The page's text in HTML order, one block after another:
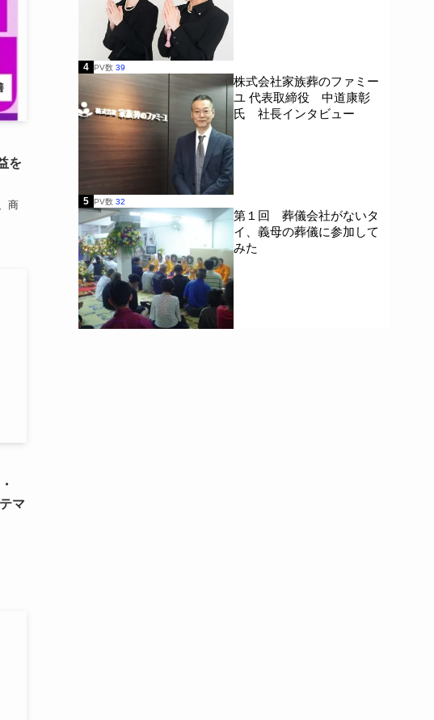
を
商
マ
4 PV数 39
株式会社家族葬のファミー
ユ 代表取締役 中道康彰
氏 社長インタビュー
5 PV数 32
第１回 葬儀会社がないタ
イ、義母の葬儀に参加して
みた